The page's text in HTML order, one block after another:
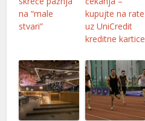
na “male
stvari”
kupujte na rate
uz UniCredit
kreditne kartice